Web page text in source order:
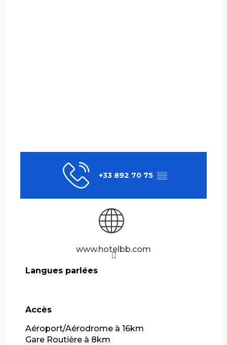
+33 892 70 75 ▒▒
www.hotelbb.com
Langues parlées
Langues parlées
Accès
Accès
Aéroport/Aérodrome à 16km
Gare Routière à 8km